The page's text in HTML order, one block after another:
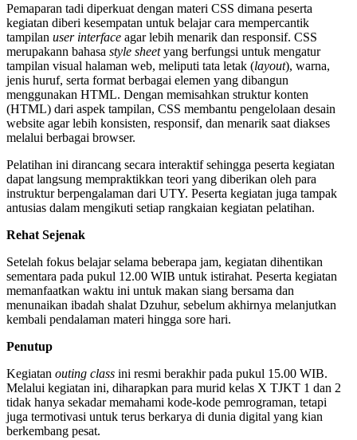
Pemaparan tadi diperkuat dengan materi CSS dimana peserta
kegiatan diberi kesempatan untuk belajar cara mempercantik
tampilan user interface agar lebih menarik dan responsif. CSS
merupakann bahasa style sheetyang berfungsi untuk mengatur
tampilan visual halaman web, meliputi tata letak (layout), warna,
jenis huruf, serta format berbagai elemen yang dibangun
menggunakan HTML. Dengan memisahkan struktur konten
(HTML) dari aspek tampilan, CSS membantu pengelolaan desain
website agar lebih konsisten, responsif, dan menarik saat diakses
melalui berbagai browser.
Pelatihan ini dirancang secara interaktif sehingga peserta kegiatan
dapat langsung mempraktikkan teori yang diberikan oleh para
instruktur berpengalaman dari UTY. Peserta kegiatan juga tampak
antusias dalam mengikuti setiap rangkaian kegiatan pelatihan.
Rehat Sejenak
Setelah fokus belajar selama beberapa jam, kegiatan dihentikan
sementara pada pukul 12.00 WIB untuk istirahat. Peserta kegiatan
memanfaatkan waktu ini untuk makan siang bersama dan
menunaikan ibadah shalat Dzuhur, sebelum akhirnya melanjutkan
kembali pendalaman materi hingga sore hari.
Penutup
Kegiatan outing class ini resmi berakhir pada pukul 15.00 WIB.
Melalui kegiatan ini, diharapkan para murid kelas X TJKT 1 dan 2
tidak hanya sekadar memahami kode-kode pemrograman, tetapi
juga termotivasi untuk terus berkarya di dunia digital yang kian
berkembang pesat.